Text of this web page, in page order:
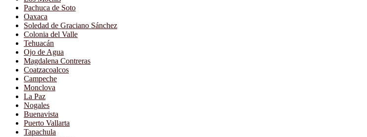
Pachuca de Soto
Oaxaca
Soledad de Graciano Sánchez
Colonia del Valle
Tehuacán
Ojo de Agua
Magdalena Contreras
Coatzacoalcos
Campeche
Monclova
La Paz
Nogales
Buenavista
Puerto Vallarta
Tapachula